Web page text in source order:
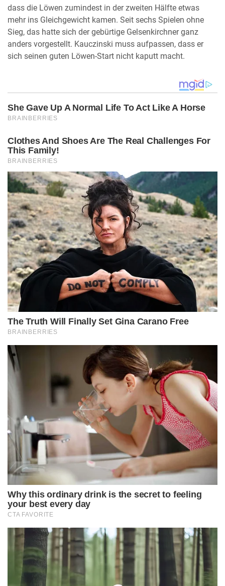
dass die Löwen zumindest in der zweiten Hälfte etwas
mehr ins Gleichgewicht kamen. Seit sechs Spielen ohne
Sieg, das hatte sich der gebürtige Gelsenkirchner ganz
anders vorgestellt. Kauczinski muss aufpassen, dass er
sich seinen guten Löwen-Start nicht kaputt macht.